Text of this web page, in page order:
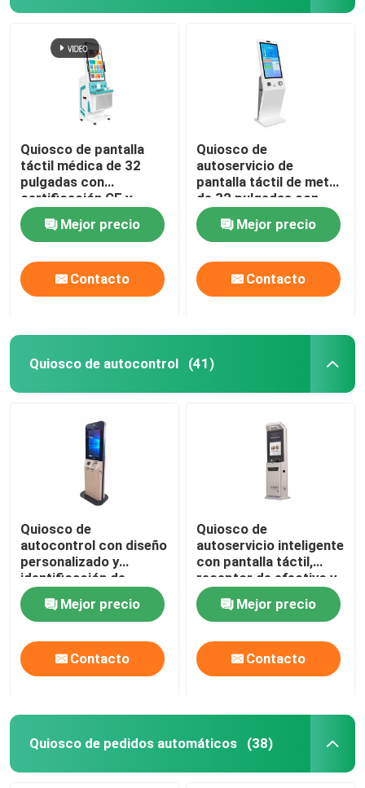
LCD que hace publicidad de la exhibición
Quiosco de pantalla
táctil médica de 32
pulgadas con
certificación CE y
pantalla táctil
capacitiva para
registro de hospital
Mejor precio
Contacto
Quiosco de
autoservicio de
pantalla táctil de metal
de 32 pulgadas con
bajo mantenimiento
para ordenar y pagar
alimentos
Mejor precio
Contacto
Quiosco de autocontrol (41)
Quiosco de
autocontrol con diseño
personalizado y
identificación de
huellas dactilares e
impresoraMejor precio
Contacto
Quiosco de
autoservicio inteligente
con pantalla táctil,
receptor de efectivo y
escáner de códigos de
barrasMejor precio
Contacto
Quiosco de pedidos automáticos (38)